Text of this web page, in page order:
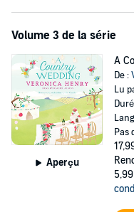
Volume 3 de la série
Aperçu
A
De :
Lu
Pas